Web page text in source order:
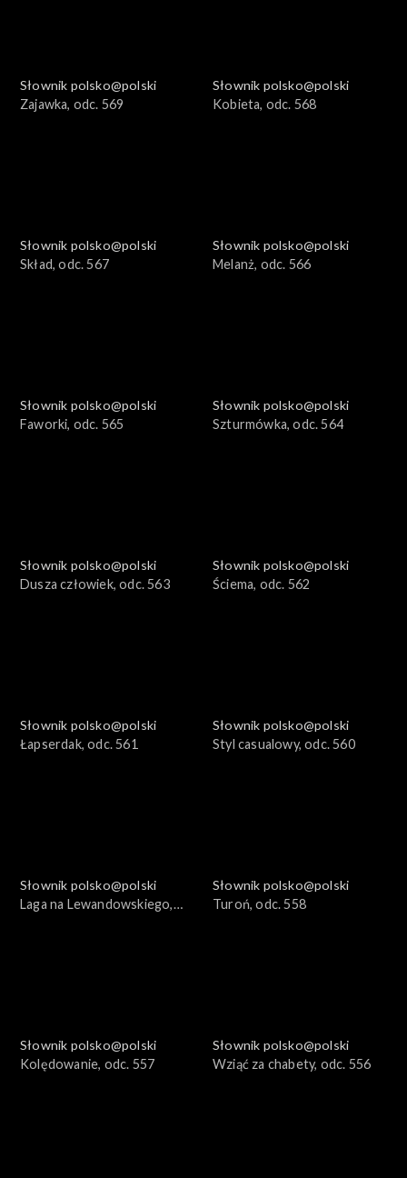
Słownik polsko@polski
Zajawka, odc. 569
Słownik polsko@polski
Kobieta, odc. 568
Słownik polsko@polski
Skład, odc. 567
Słownik polsko@polski
Melanż, odc. 566
Słownik polsko@polski
Faworki, odc. 565
Słownik polsko@polski
Szturmówka, odc. 564
Słownik polsko@polski
Dusza człowiek, odc. 563
Słownik polsko@polski
Ściema, odc. 562
Słownik polsko@polski
Łapserdak, odc. 561
Słownik polsko@polski
Styl casualowy, odc. 560
Słownik polsko@polski
Laga na Lewandowskiego,
Słownik polsko@polski
Turoń, odc. 558
Słownik polsko@polski
Kolędowanie, odc. 557
Słownik polsko@polski
Wziąć za chabety, odc. 556